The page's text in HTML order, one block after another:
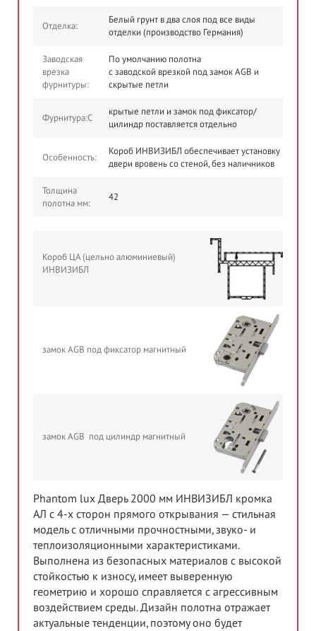
Отделка:
Белый грунт в два слоя под все виды
отделки (производство Германия)
Заводская
врезка
фурнитуры:
По умолчанию полотна
с заводской врезкой под замок AGB и
скрытые петли
Фурнитура:С
крытые петли и замок под фиксатор/
цилиндр поставляется отдельно
Особенность:
Короб ИНВИЗИБЛ обеспечивает установку
двери вровень со стеной, без наличников
Толщина
полотна мм:
42
Короб ЦА (цельно алюминиевый)
ИНВИЗИБЛ
замок AGB под фиксатор магнитный
замок AGB под цилиндр магнитный
Phantom lux Дверь 2000 мм ИНВИЗИБЛ кромка
АЛ c 4-x сторон прямого открывания — стильная
модель с отличными прочностными, звуко- и
теплоизоляционными характеристиками.
Выполнена из безопасных материалов с высокой
стойкостью к износу, имеет выверенную
геометрию и хорошо справляется с агрессивным
воздействием среды. Дизайн полотна отражает
актуальные тенденции, поэтому оно будет